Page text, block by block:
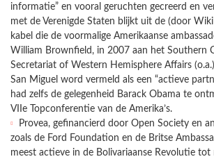
informatie” en vooral geruchten gecreerd en
met de Verenigde Staten blijkt uit de (door
kabel die de voormalige Amerikaanse
William Brownfield, in 2007 aan het Southern
Secretariat of Western Hemisphere Affairs
San Miguel word vermeld als een “actieve
had zelfs de gelegenheid Barack Obama te
VIIe Topconferentie van de Amerika’s.
Provea, gefinancierd door Open Society en
zoals de Ford Foundation en de Britse
meest actieve in de Bolivariaanse Revolutie